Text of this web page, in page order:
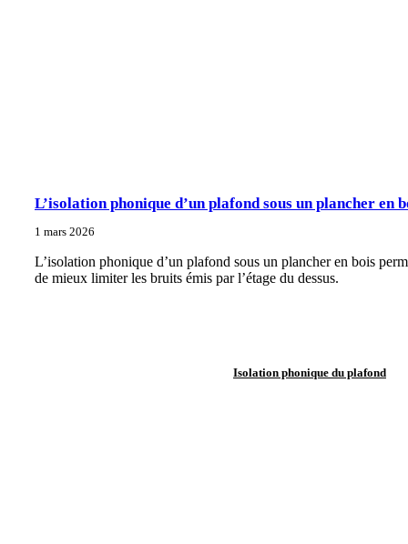
L’isolation phonique d’un plafond sous un plancher en
1 mars 2026
L’isolation phonique d’un plafond sous un plancher en bois
de mieux limiter les bruits émis par l’étage du dessus.
Isolation phonique du plafond